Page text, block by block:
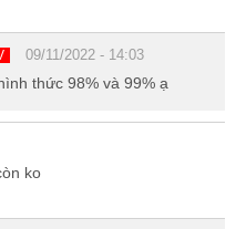
09/11/2022 - 14:03
thức 98% và 99% ạ
ko